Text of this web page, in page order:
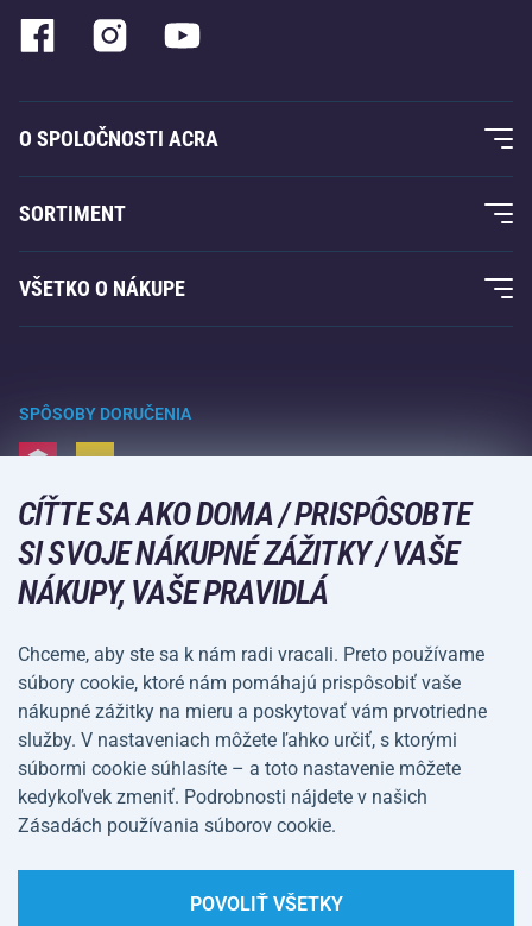
O SPOLOČNOSTI ACRA
O nás
Záruka Acra
Kontakty
SORTIMENT
Fitness a posilovanie
Raketové športy
Voľný čas a zábava
Kempovanie a turistika
Bojové športy
Bicykle a kolobežky
Lopové športy
Vodné športy
Športové oblečenie a doplnky
VŠETKO O NÁKUPE
Doprava a platba
SPÔSOBY DORUČENIA
SPÔSOBY PLATBY
Obchodné
podmienky
Ochrana osobných
údajov
cookie
CÍŤTE SA AKO DOMA / PRISPÔSOBTE
SI SVOJE NÁKUPNÉ ZÁŽITKY / VAŠE
NÁKUPY, VAŠE PRAVIDLÁ
Chceme, aby ste sa k nám radi vracali. Preto používame
súbory cookie, ktoré nám pomáhajú prispôsobiť vaše
nákupné zážitky na mieru a poskytovať vám prvotriedne
služby. V nastaveniach môžete ľahko určiť, s ktorými
súbormi cookie súhlasíte – a toto nastavenie môžete
kedykoľvek zmeniť. Podrobnosti nájdete v našich
Zásadách používania súborov cookie.
POVOLIŤ VŠETKY